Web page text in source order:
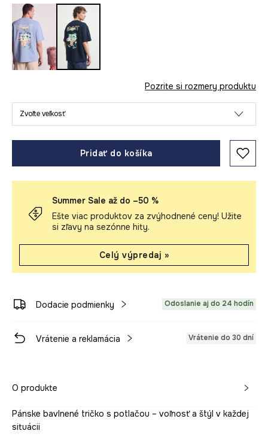
Pozrite si rozmery produktu
Zvoľte veľkosť
Pridať do košíka
Summer Sale až do –50 %
Ešte viac produktov za zvýhodnené ceny! Užite
si zľavy na sezónne hity.
Celý výpredaj »
Dodacie podmienky Odoslanie aj do 24 hodín
Vrátenie a reklamácia Vrátenie do 30 dní
O produkte
Pánske bavlnené tričko s potlačou – voľnosť a štýl v každej
situácii